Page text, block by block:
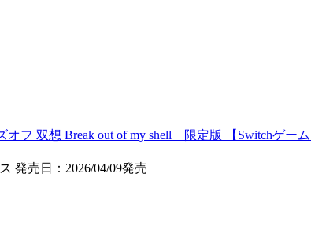
オフ 双想 Break out of my shell 限定版 【Switchゲ
発売日：2026/04/09発売